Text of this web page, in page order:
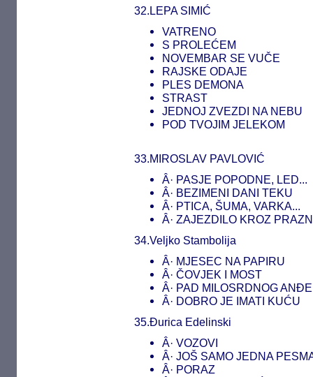
32.LEPA SIMIĆ
VATRENO
S PROLEĆEM
NOVEMBAR SE VUČE
RAJSKE ODAJE
PLES DEMONA
STRAST
JEDNOJ ZVEZDI NA NEBU
POD TVOJIM JELEKOM
33.MIROSLAV PAVLOVIĆ
Â· PASJE POPODNE, LED...
Â· BEZIMENI DANI TEKU
Â· PTICA, ŠUMA, VARKA...
Â· ZAJEZDILO KROZ
34.Veljko Stambolija
Â· MJESEC NA PAPIRU
Â· ČOVJEK I MOST
Â· PAD MILOSRDNOG
Â· DOBRO JE IMATI KUĆU
35.Đurica Edelinski
Â· VOZOVI
Â· JOŠ SAMO JEDNA
Â· PORAZ